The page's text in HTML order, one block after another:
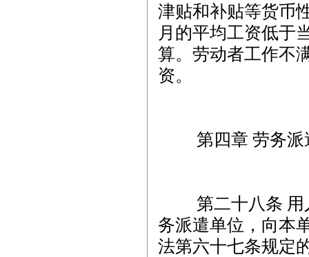
津贴和补贴等货币
月的平均工资低于
算。劳动者工作不
资。
第四章 劳务派
第二十八条 用人
务派遣单位，向本
法第六十七条规定